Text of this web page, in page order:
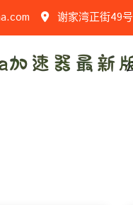
谢家湾正街49